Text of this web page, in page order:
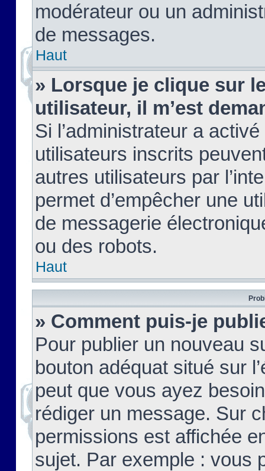
modérateur ou un
de messages.
Haut
» Lorsque je clique sur
utilisateur, il m’est
Si l’administrateur a
utilisateurs inscrits
autres utilisateurs par
permet d’empêcher une
de messagerie
ou des robots.
Haut
» Comment puis-je
Pour publier un nouveau
bouton adéquat situé sur
peut que vous ayez
rédiger un message. Sur
permissions est affichée
sujet. Par exemple : vous